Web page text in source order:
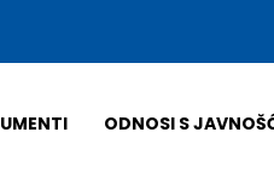
ODNOSI S